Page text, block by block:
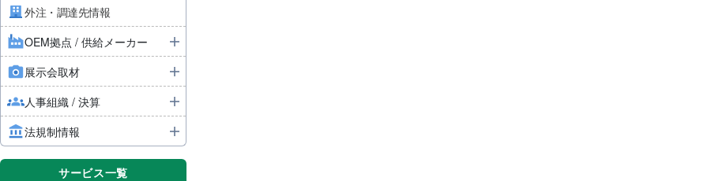
外注・調達先情報
OEM拠点 / 供給メーカー
展示会取材
人事組織 / 決算
法規制情報
サービス一覧